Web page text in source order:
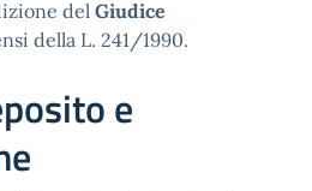
del Giudice
della L. 241/1990.
e